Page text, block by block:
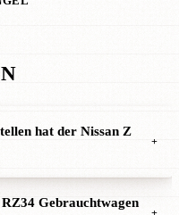
hat der Nissan Z
+
Gebrauchtwagen